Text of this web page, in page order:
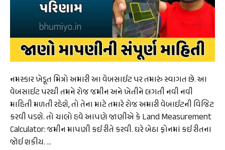
નમસ્કાર ખેડૂત મિત્રો અમારી આ વેબસાઈટ પર તમારું સ્વાગત છે. આ
વેબસાઈટ પરથી તમને રોજ જમીન અને ખેતીને લગતી નવી નવી
માહિતી મળતી રહેશે, તો તેના માટે તમારે રોજ અમારી વેબાઈટની વિજિટ
કરવી પડશે. તો ચાલો હવે આપણે જાણીએ કે Land Measurement
Calculator: જમીન માપણી કઈ રીતે કરવી. ઘરે બેઠા ફોનમાં કઈ રીતના
જોઈ શકીય. …